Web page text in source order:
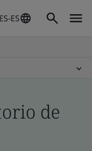
ES-ES
de